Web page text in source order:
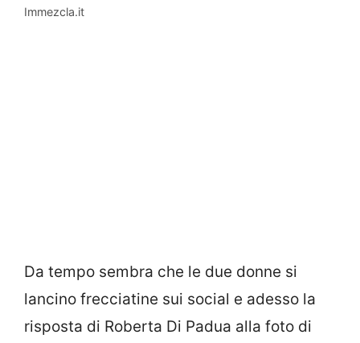
Immezcla.it
Da tempo sembra che le due donne si
lancino frecciatine sui social e adesso la
risposta di Roberta Di Padua alla foto di